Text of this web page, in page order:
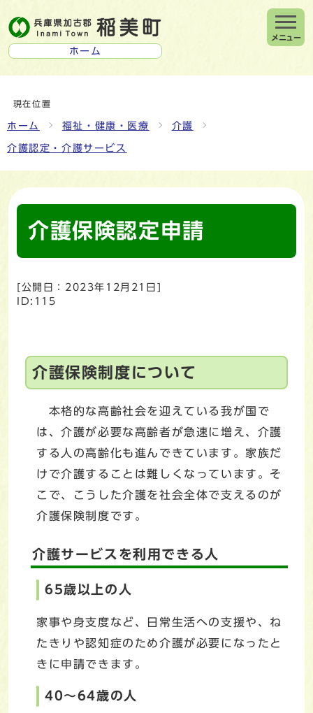
ホーム
メニュー
現在位置
ホーム 福祉・健康・医療 介護
介護認定・介護サービス
介護保険認定申請
[公開日： 2023年12月21日 ]
ID:115
介護保険制度について
本格的な高齢社会を迎えている我が国で
は、介護が必要な高齢者が急速に増え、介護
する人の高齢化も進んできています。家族だ
けで介護することは難しくなっています。そ
こで、こうした介護を社会全体で支えるのが
介護保険制度です。
介護サービスを利用できる人
65歳以上の人
家事や身支度など、日常生活への支援や、ね
たきりや認知症のため介護が必要になったと
きに申請できます。
40～64歳の人